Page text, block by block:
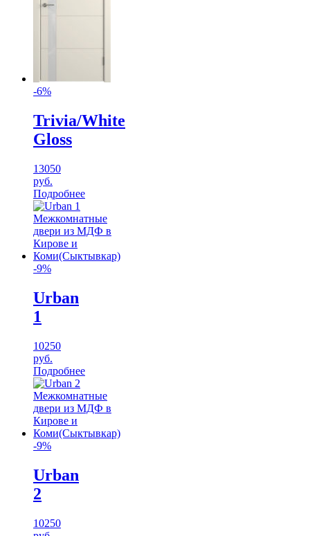
-6%
Trivia/White
Gloss
13050
руб.
Подробнее
-9%
Urban
1
10250
руб.
Подробнее
-9%
Urban
2
10250